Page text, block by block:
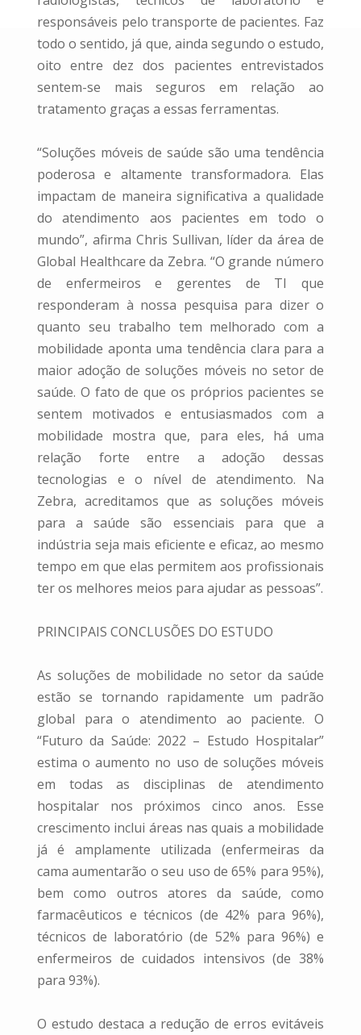
responsáveis pelo transporte de pacientes. Faz
todo o sentido, já que, ainda segundo o estudo,
oito entre dez dos pacientes entrevistados
sentem-se mais seguros em relação ao
tratamento graças a essas ferramentas.
“Soluções móveis de saúde são uma tendência
poderosa e altamente transformadora. Elas
impactam de maneira significativa a qualidade
do atendimento aos pacientes em todo o
mundo”, afirma Chris Sullivan, líder da área de
Global Healthcare da Zebra. “O grande número
de enfermeiros e gerentes de TI que
responderam à nossa pesquisa para dizer o
quanto seu trabalho tem melhorado com a
mobilidade aponta uma tendência clara para a
maior adoção de soluções móveis no setor de
saúde. O fato de que os próprios pacientes se
sentem motivados e entusiasmados com a
mobilidade mostra que, para eles, há uma
relação forte entre a adoção dessas
tecnologias e o nível de atendimento. Na
Zebra, acreditamos que as soluções móveis
para a saúde são essenciais para que a
indústria seja mais eficiente e eficaz, ao mesmo
tempo em que elas permitem aos profissionais
ter os melhores meios para ajudar as pessoas”.
PRINCIPAIS CONCLUSÕES DO ESTUDO
As soluções de mobilidade no setor da saúde
estão se tornando rapidamente um padrão
global para o atendimento ao paciente. O
“Futuro da Saúde: 2022 – Estudo Hospitalar”
estima o aumento no uso de soluções móveis
em todas as disciplinas de atendimento
hospitalar nos próximos cinco anos. Esse
crescimento inclui áreas nas quais a mobilidade
já é amplamente utilizada (enfermeiras da
cama aumentarão o seu uso de 65% para 95%),
bem como outros atores da saúde, como
farmacêuticos e técnicos (de 42% para 96%),
técnicos de laboratório (de 52% para 96%) e
enfermeiros de cuidados intensivos (de 38%
para 93%).
O estudo destaca a redução de erros evitáveis